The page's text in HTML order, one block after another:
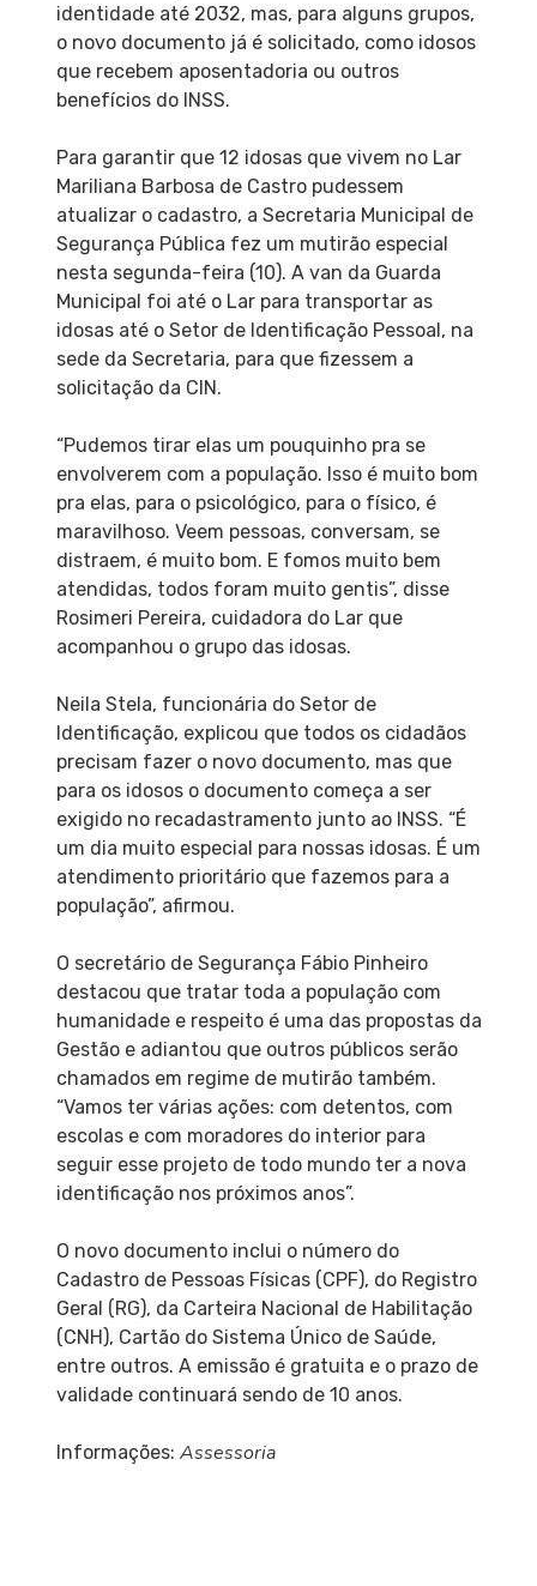
identidade até 2032, mas, para alguns grupos,
o novo documento já é solicitado, como idosos
que recebem aposentadoria ou outros
benefícios do INSS.
Para garantir que 12 idosas que vivem no Lar
Mariliana Barbosa de Castro pudessem
atualizar o cadastro, a Secretaria Municipal de
Segurança Pública fez um mutirão especial
nesta segunda-feira (10). A van da Guarda
Municipal foi até o Lar para transportar as
idosas até o Setor de Identificação Pessoal, na
sede da Secretaria, para que fizessem a
solicitação da CIN.
“Pudemos tirar elas um pouquinho pra se
envolverem com a população. Isso é muito bom
pra elas, para o psicológico, para o físico, é
maravilhoso. Veem pessoas, conversam, se
distraem, é muito bom. E fomos muito bem
atendidas, todos foram muito gentis”, disse
Rosimeri Pereira, cuidadora do Lar que
acompanhou o grupo das idosas.
Neila Stela, funcionária do Setor de
Identificação, explicou que todos os cidadãos
precisam fazer o novo documento, mas que
para os idosos o documento começa a ser
exigido no recadastramento junto ao INSS. “É
um dia muito especial para nossas idosas. É um
atendimento prioritário que fazemos para a
população”, afirmou.
O secretário de Segurança Fábio Pinheiro
destacou que tratar toda a população com
humanidade e respeito é uma das propostas da
Gestão e adiantou que outros públicos serão
chamados em regime de mutirão também.
“Vamos ter várias ações: com detentos, com
escolas e com moradores do interior para
seguir esse projeto de todo mundo ter a nova
identificação nos próximos anos”.
O novo documento inclui o número do
Cadastro de Pessoas Físicas (CPF), do Registro
Geral (RG), da Carteira Nacional de Habilitação
(CNH), Cartão do Sistema Único de Saúde,
entre outros. A emissão é gratuita e o prazo de
validade continuará sendo de 10 anos.
Informações: Assessoria